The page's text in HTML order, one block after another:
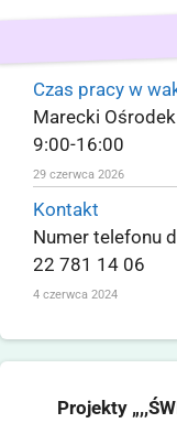
Czas pracy w
Marecki
9:00-16:00
29 czerwca 2026
Kontakt
Numer telefonu
22 781 14 06
4 czerwca 2024
Projekty